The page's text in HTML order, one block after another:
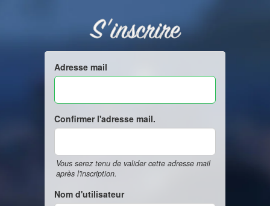
S'inscrire
Adresse mail
Confirmer l'adresse mail.
Vous serez tenu de valider cette adresse mail
après l'inscription.
Nom d'utilisateur